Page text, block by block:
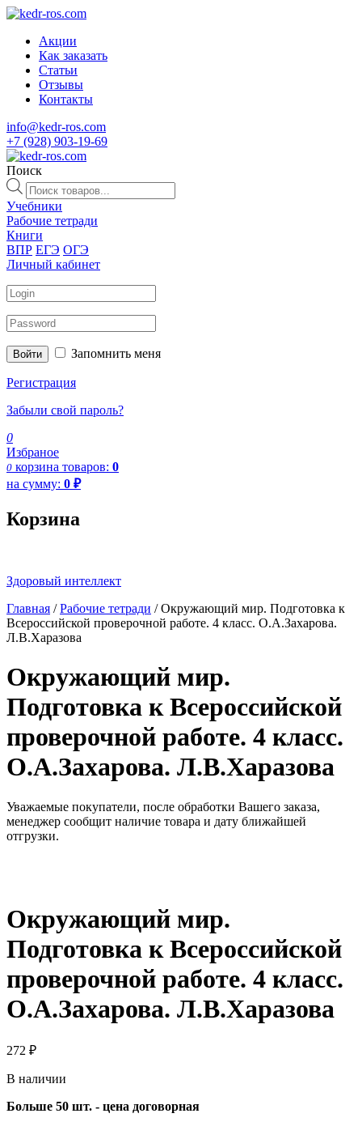
Акции
Как заказать
Статьи
Отзывы
Контакты
info@kedr-ros.com
+7 (928) 903-19-69
Поиск
Поиск
товаров
Учебники
Рабочие тетради
Книги
ВПР ЕГЭ ОГЭ
Личный кабинет
Войти Запомнить меня
Регистрация
Забыли свой пароль?
0
Избраное
0 корзина товаров: 0
на сумму: 0 ₽
Корзина
Здоровый интеллект
Главная /Рабочие тетради / Окружающий мир. Подготовка к
Всероссийской проверочной работе. 4 класс. О.А.Захарова.
Л.В.Харазова
Окружающий мир.
Подготовка к Всероссийской
проверочной работе. 4 класс.
О.А.Захарова. Л.В.Харазова
Уважаемые покупатели, после обработки Вашего заказа,
менеджер сообщит наличие товара и дату ближайшей
отгрузки.
Окружающий мир.
Подготовка к Всероссийской
проверочной работе. 4 класс.
О.А.Захарова. Л.В.Харазова
272 ₽
В наличии
Больше 50 шт. - цена договорная